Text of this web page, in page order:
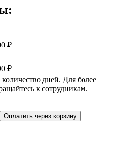
₽
₽
количество дней. Для более
к сотрудникам.
Оплатить через корзину